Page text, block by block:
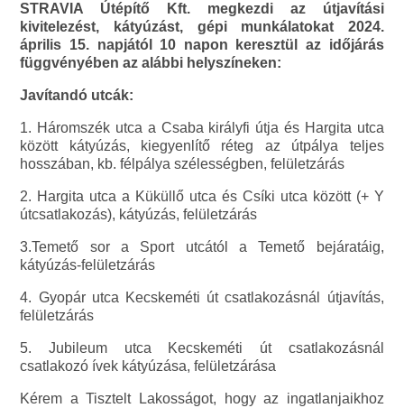
STRAVIA Útépítő Kft. megkezdi az útjavítási
kivitelezést, kátyúzást, gépi munkálatokat 2024.
április 15. napjától 10 napon keresztül az időjárás
függvényében az alábbi helyszíneken:
Javítandó utcák:
1. Háromszék utca a Csaba királyfi útja és Hargita utca
között kátyúzás, kiegyenlítő réteg az útpálya teljes
hosszában, kb. félpálya szélességben, felületzárás
2. Hargita utca a Küküllő utca és Csíki utca között (+ Y
útcsatlakozás), kátyúzás, felületzárás
3.Temető sor a Sport utcától a Temető bejáratáig,
kátyúzás-felületzárás
4. Gyopár utca Kecskeméti út csatlakozásnál útjavítás,
felületzárás
5. Jubileum utca Kecskeméti út csatlakozásnál
csatlakozó ívek kátyúzása, felületzárása
Kérem a Tisztelt Lakosságot, hogy az ingatlanjaikhoz